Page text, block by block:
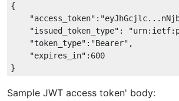
{
"issued_token_type":
    "token_type":"Bearer",
    "expires_in":600
Sample JWT access token' body: